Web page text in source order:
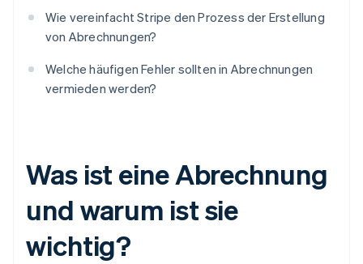
Wie vereinfacht Stripe den Prozess der Erstellung
von Abrechnungen?
Welche häufigen Fehler sollten in Abrechnungen
vermieden werden?
Was ist eine Abrechnung
und warum ist sie
wichtig?